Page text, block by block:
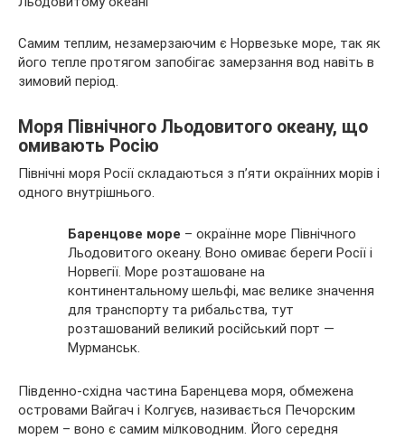
Самим теплим, незамерзаючим є Норвезьке море, так як
його тепле протягом запобігає замерзання вод навіть в
зимовий період.
Моря Північного Льодовитого океану, що
омивають Росію
Північні моря Росії складаються з п’яти окраїнних морів і
одного внутрішнього.
Баренцове море – окраїнне море Північного
Льодовитого океану. Воно омиває береги Росії і
Норвегії. Море розташоване на
континентальному шельфі, має велике значення
для транспорту та рибальства, тут
розташований великий російський порт —
Мурманськ.
Південно-східна частина Баренцева моря, обмежена
островами Вайгач і Колгуєв, називається Печорским
морем – воно є самим мілководним. Його середня